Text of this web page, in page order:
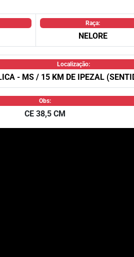
Raça:
NELORE
Localização:
- MS / 15 KM DE IPEZAL
Obs:
CE 38,5 CM